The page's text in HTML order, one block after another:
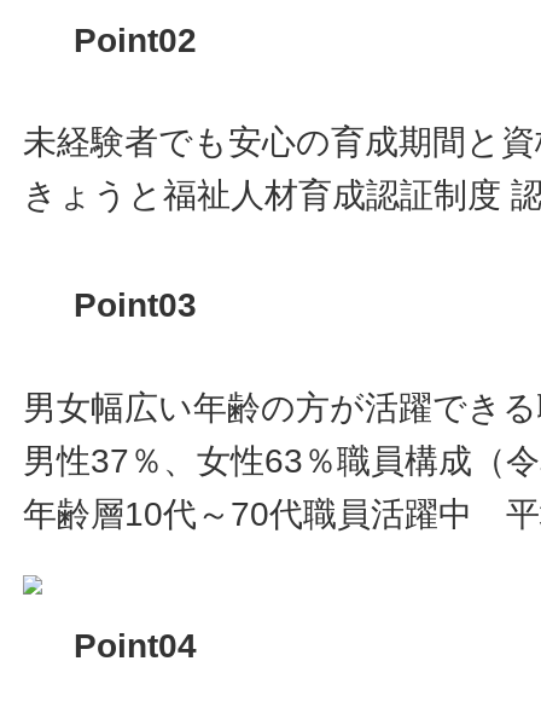
Point02
未経験者でも安心の育成期間と
きょうと福祉人材育成認証制度
Point03
男女幅広い年齢の方が活躍でき
男性37％、女性63％職員構成（
年齢層10代～70代職員活躍中
Point04